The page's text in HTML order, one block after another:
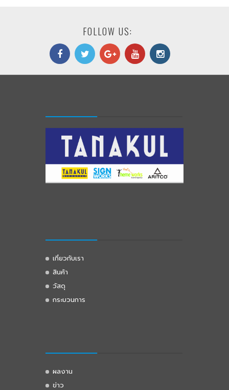
FOLLOW US:
เกี่ยวกับเรา
สินค้า
วัสดุ
กระบวนการ
ผลงาน
ข่าว